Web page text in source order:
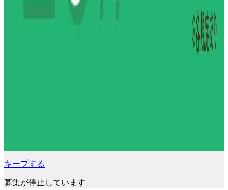
キープする
募集が停止しています